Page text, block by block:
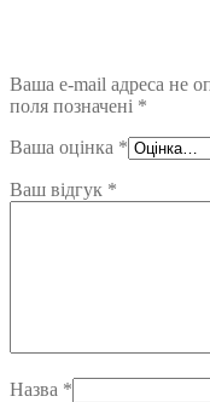
Ваша e-mail адреса не
поля позначені *
Ваша оцінка *
Ваш відгук *
Назва *